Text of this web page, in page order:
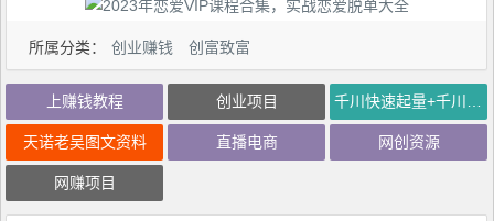
所属分类： 创业赚钱 创富致富
上赚钱教程 创业项目
天诺老吴图文资料 直播电商 网创资源
网赚项目